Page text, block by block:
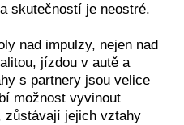
skutečností je neostré.
nad impulzy, nejen nad
jízdou v autě a
s partnery jsou velice
možnost vyvinout
zůstávají jejich vztahy